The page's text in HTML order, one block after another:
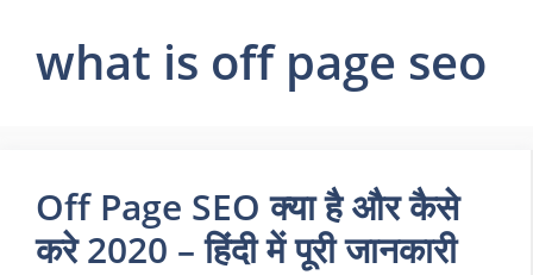
what is off page seo
Off Page SEO क्या है और कैसे
करे 2020 – हिंदी में पूरी जानकारी